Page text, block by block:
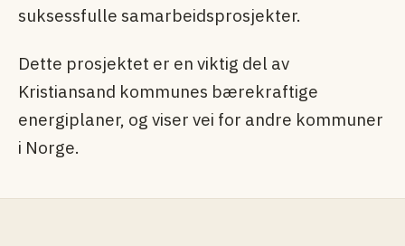
suksessfulle samarbeidsprosjekter.
Dette prosjektet er en viktig del av
Kristiansand kommunes bærekraftige
energiplaner, og viser vei for andre kommuner
i Norge.